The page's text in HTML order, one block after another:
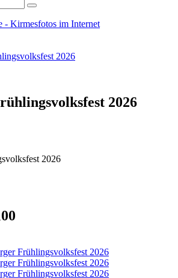
- Kirmesfotos im Internet
2026
2026